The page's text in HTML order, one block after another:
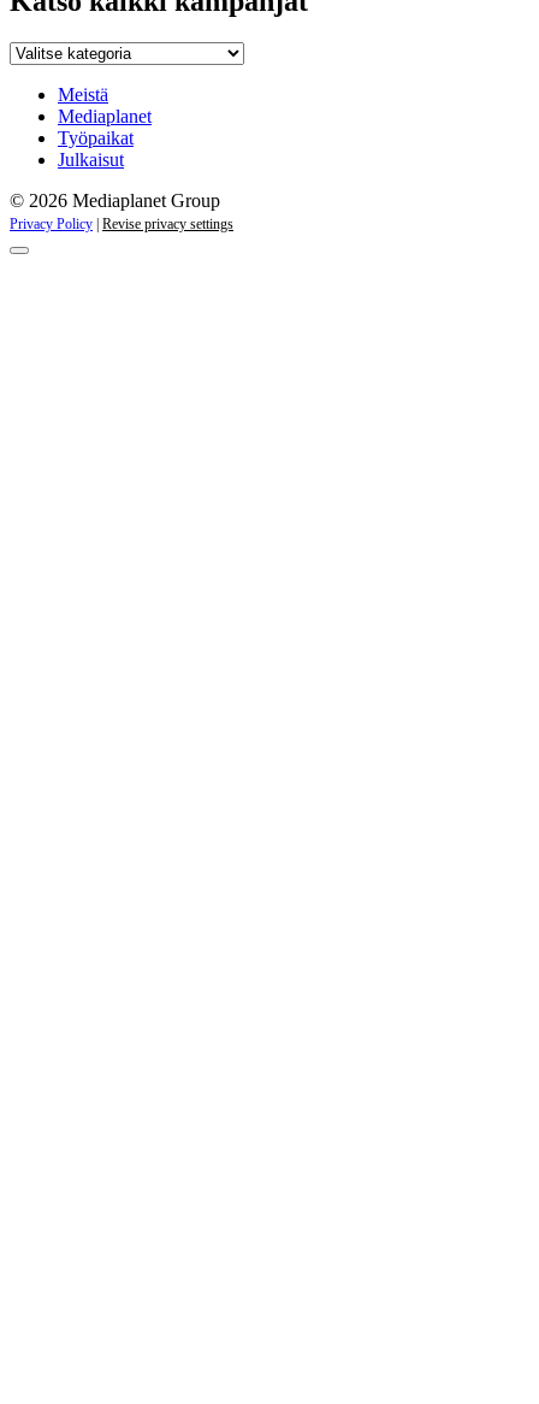
Katso
kampanjat
Meistä
Mediaplanet
Työpaikat
Julkaisut
© 2026 Mediaplanet Group
Privacy Policy Revise privacy settings